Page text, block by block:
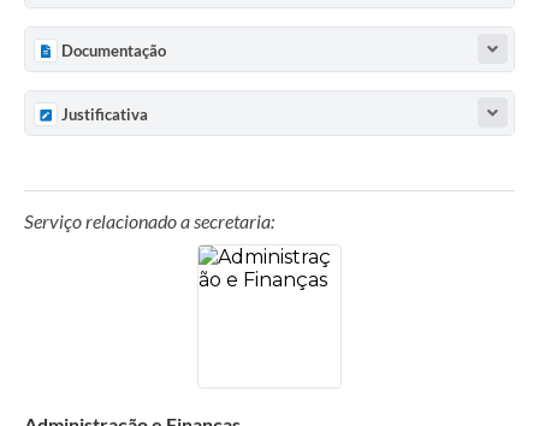
Documentação
Justificativa
Serviço relacionado a secretaria: